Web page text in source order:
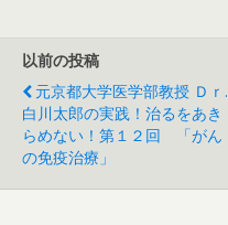
以前の投稿
元京都大学医学部教授 Ｄｒ.
白川太郎の実践！治るをあき
らめない！第１２回 「がん
の免疫治療」